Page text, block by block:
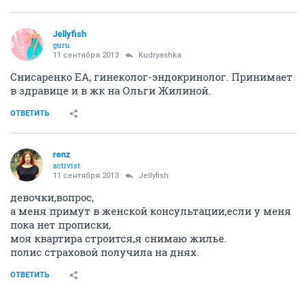
Jellyfish
guru
11 сентября 2013 Kudryashka
Снисаренко ЕА, гинеколог-эндокринолог. Принимает
в здравице и в жк на Ольги Жилиной.
ОТВЕТИТЬ
renz
activist
11 сентября 2013 Jellyfish
девочки,вопрос,
а меня примут в женской консультации,если у меня
пока нет прописки,
моя квартира строится,я снимаю жилье.
полис страховой получила на днях.
ОТВЕТИТЬ